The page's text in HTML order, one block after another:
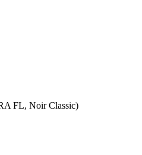
FL, Noir Classic)